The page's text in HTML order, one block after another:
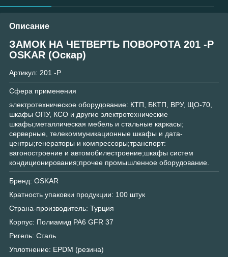
Описание
ЗАМОК НА ЧЕТВЕРТЬ ПОВОРОТА 201 -P
OSKAR (Оскар)
Артикул: 201 -P
Сфера применения
электротехническое оборудование: КТП, БКТП, ВРУ, ЩО-70,
шкафы ОПУ, КСО и другие электротехнические
шкафы;металлическая мебель и стальные каркасы;
серверные, телекоммуникационные шкафы и дата-
центры;генераторы и компрессоры;транспорт:
вагоностроение и автомобилестроение;шкафы систем
кондиционирования;прочее промышленное оборудование.
Бренд: OSKAR
Кратность упаковки продукции: 100 штук
Страна-производитель: Турция
Корпус: Полиамид PA6 GFR 37
Ригель: Сталь
Уплотнение: EPDM (резина)